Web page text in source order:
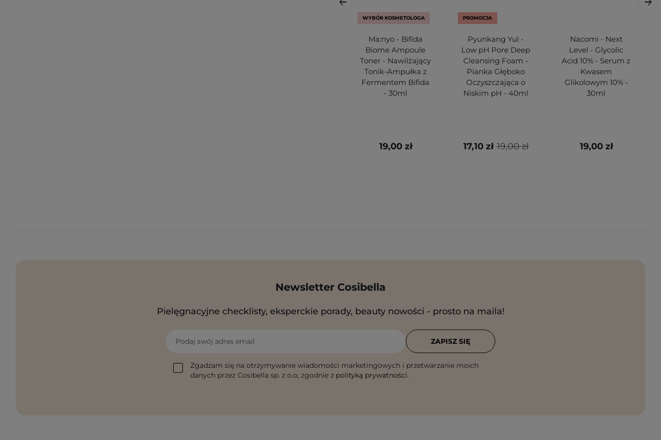
WYBÓR KOSMETOLOGA
Ma:nyo - Bifida
Biome Ampoule
Toner - Nawilżający
Tonik-Ampułka z
Fermentem Bifida
- 30ml
19,00 zł
PROMOCJA
Pyunkang Yul -
Low pH Pore Deep
Cleansing Foam -
Pianka Głęboko
Oczyszczająca o
Niskim pH - 40ml
19,00 zł
17,10 zł
Nacomi - Next
Level - Glycolic
Acid 10% - Serum z
Kwasem
Glikolowym 10% -
30ml
19,00 zł
Newsletter Cosibella
Pielęgnacyjne checklisty, eksperckie porady, beauty nowości - prosto na maila!
Podaj swój adres email
Zgadzam się na otrzymywanie wiadomości marketingowych i przetwarzanie moich
danych przez Cosibella sp. z o.o, zgodnie z polityką prywatności.
ZAPISZ SIĘ